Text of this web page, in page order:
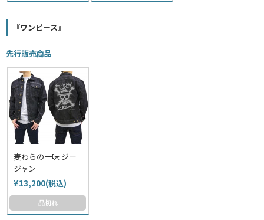
『ワンピース』
先行販売商品
麦わらの一味 ジー
ジャン
¥13,200(税込)
品切れ